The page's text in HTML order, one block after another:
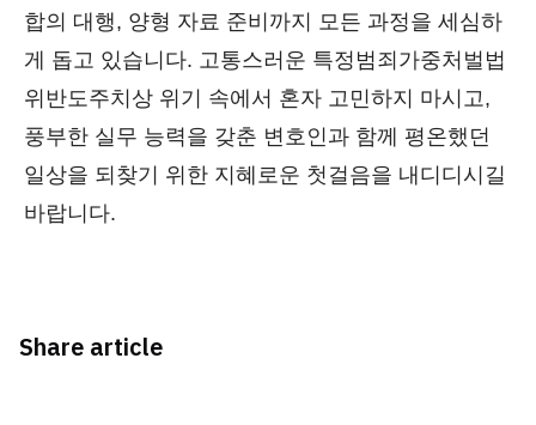
합의 대행, 양형 자료 준비까지 모든 과정을 세심하
게 돕고 있습니다. 고통스러운 특정범죄가중처벌법
위반도주치상 위기 속에서 혼자 고민하지 마시고,
풍부한 실무 능력을 갖춘 변호인과 함께 평온했던
일상을 되찾기 위한 지혜로운 첫걸음을 내디디시길
바랍니다.
Share article